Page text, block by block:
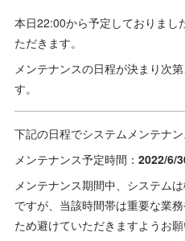
本日22:00から予定しておりまし
ただきます。
メンテナンスの日程が決まり次
す。
下記の日程でシステムメンテナン
メンテナンス予定時間：2022/6/
メンテナンス期間中、システム
ですが、当該時間帯は重要な業
ため避けていただきますようお願